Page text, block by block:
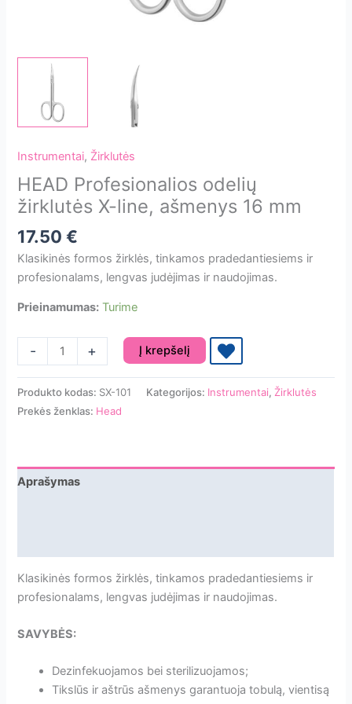
Instrumentai, Žirklutės
HEAD Profesionalios odelių
žirklutės X-line, ašmenys 16 mm
17.50€
Klasikinės formos žirklės, tinkamos pradedantiesiems ir
profesionalams, lengvas judėjimas ir naudojimas.
Prieinamumas: Turime
-
produkto
kiekis:
line,
+ Į krepšelį
Produkto kodas: SX-101 Kategorijos: Instrumentai, Žirklutės
Prekės ženklas: Head
Aprašymas
Klasikinės formos žirklės, tinkamos pradedantiesiems ir
profesionalams, lengvas judėjimas ir naudojimas.
SAVYBĖS:
Dezinfekuojamos bei sterilizuojamos;
Tikslūs ir aštrūs ašmenys garantuoja tobulą, vientisą